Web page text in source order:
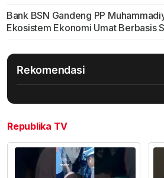
Bank BSN Gandeng PP
Ekosistem Ekonomi Umat Berbasis
Rekomendasi
Republika TV